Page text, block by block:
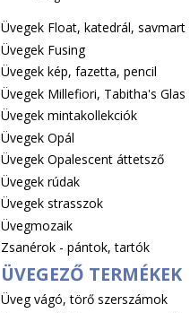
Üvegek Float, katedrál, savmart
Üvegek Fusing
Üvegek kép, fazetta, pencil
Üvegek Millefiori, Tabitha's Glas
Üvegek mintakollekciók
Üvegek Opál
Üvegek Opalescent áttetsző
Üvegek rúdak
Üvegek strasszok
Üvegmozaik
Zsanérok - pántok, tartók
ÜVEGEZŐ TERMÉKEK
Üveg vágó, törő szerszámok